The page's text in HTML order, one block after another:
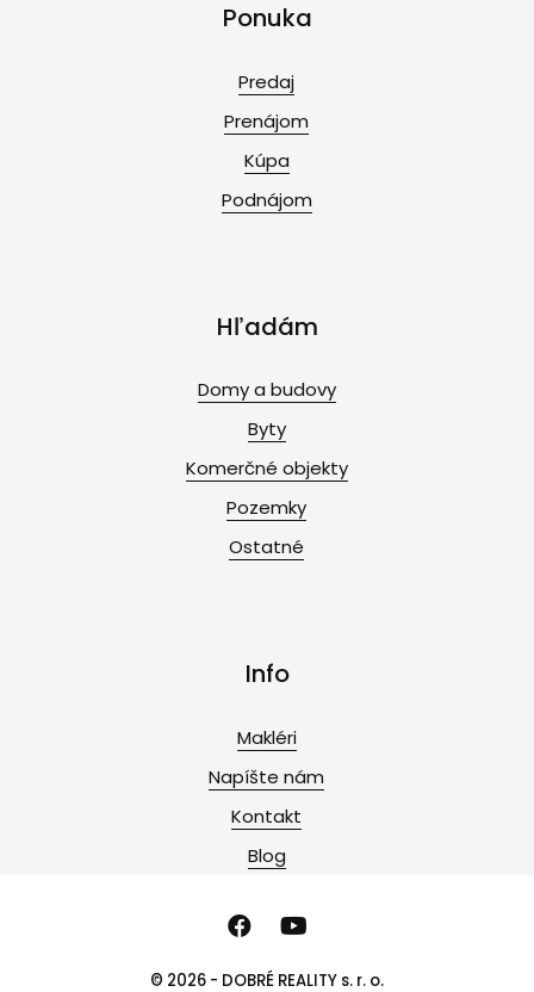
Ponuka
Predaj
Prenájom
Kúpa
Podnájom
Hľadám
Domy a budovy
Byty
Komerčné objekty
Pozemky
Ostatné
Info
Makléri
Napíšte nám
Kontakt
Blog
© 2026 - DOBRÉ REALITY s. r. o.